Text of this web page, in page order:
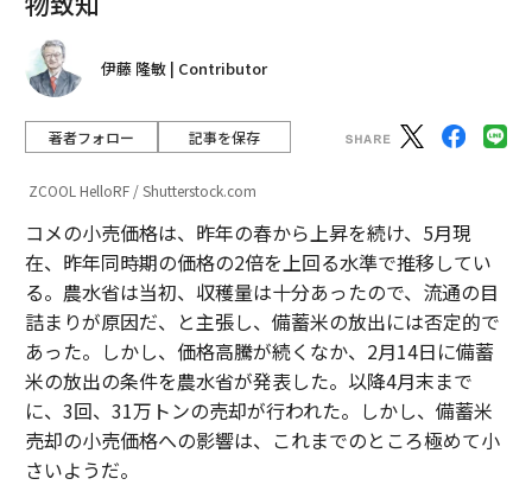
伊藤 隆敏 | Contributor
著者フォロー 記事を保存
ZCOOL HelloRF / Shutterstock.com
コメの小売価格は、昨年の春から上昇を続け、5月現
在、昨年同時期の価格の2倍を上回る水準で推移してい
る。農水省は当初、収穫量は十分あったので、流通の目
詰まりが原因だ、と主張し、備蓄米の放出には否定的で
あった。しかし、価格高騰が続くなか、2月14日に備蓄
米の放出の条件を農水省が発表した。以降4月末まで
に、3回、31万トンの売却が行われた。しかし、備蓄米
売却の小売価格への影響は、これまでのところ極めて小
さいようだ。